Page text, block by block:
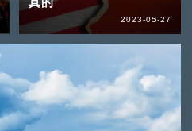
2023-05-27